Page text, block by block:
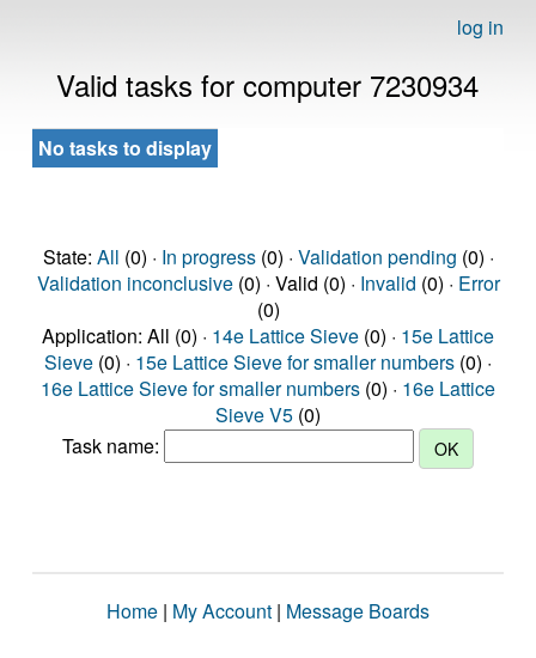
log in
Valid tasks for computer 7230934
No tasks to display
State: All (0) · In progress(0) · Validation pending (0) ·
Validation inconclusive(0) · Valid (0) · Invalid (0) · Error
(0)
Application: All (0) · 14e Lattice Sieve (0) · 15e Lattice
Sieve (0) · 15e Lattice Sieve for smaller numbers (0) ·
16e Lattice Sieve for smaller numbers (0) · 16e Lattice
Sieve V5 (0)
Task name:
Home | My Account | Message Boards